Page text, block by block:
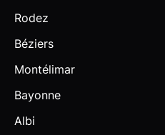
Rodez
Béziers
Montélimar
Bayonne
Albi